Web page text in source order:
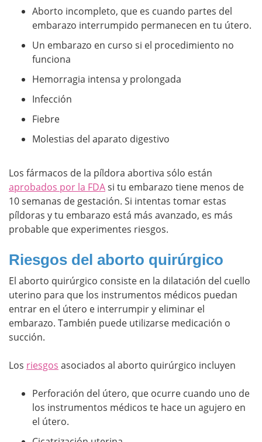
Aborto incompleto, que es cuando partes del
embarazo interrumpido permanecen en tu útero.
Un embarazo en curso si el procedimiento no
funciona
Hemorragia intensa y prolongada
Infección
Fiebre
Molestias del aparato digestivo
Los fármacos de la píldora abortiva sólo están
aprobados por la FDAsi tu embarazo tiene menos de
10 semanas de gestación. Si intentas tomar estas
píldoras y tu embarazo está más avanzado, es más
probable que experimentes riesgos.
Riesgos del aborto quirúrgico
El aborto quirúrgico consiste en la dilatación del cuello
uterino para que los instrumentos médicos puedan
entrar en el útero e interrumpir y eliminar el
embarazo. También puede utilizarse medicación o
succión.
Los riesgos asociados al aborto quirúrgico incluyen
Perforación del útero, que ocurre cuando uno de
los instrumentos médicos te hace un agujero en
el útero.